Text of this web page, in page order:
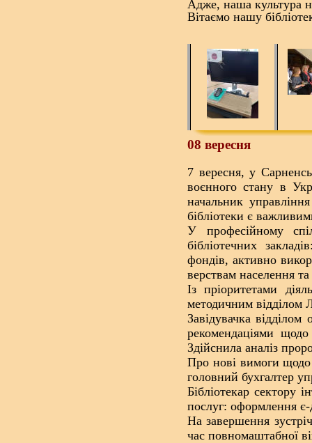
Адже, наша культура
Вітаємо нашу
08 вересня
7 вересня, у
воєнного стану в
начальник
бібліотеки є
У професійному
бібліотечних
фондів, активно
верствам населення
Із пріоритетами
методичним відділом
Завідувачка
рекомендаціями щодо
Здійснила аналіз
Про нові вимоги щодо
головний бухгалтер
Бібліотекар сектору
послуг: оформлення є-
На завершення
час повномаштабної